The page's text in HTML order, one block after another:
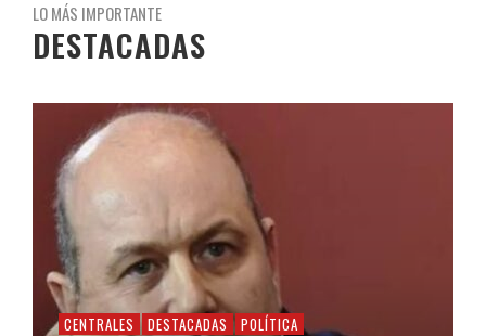
LO MÁS IMPORTANTE
DESTACADAS
CENTRALES DESTACADAS POLÍTICA